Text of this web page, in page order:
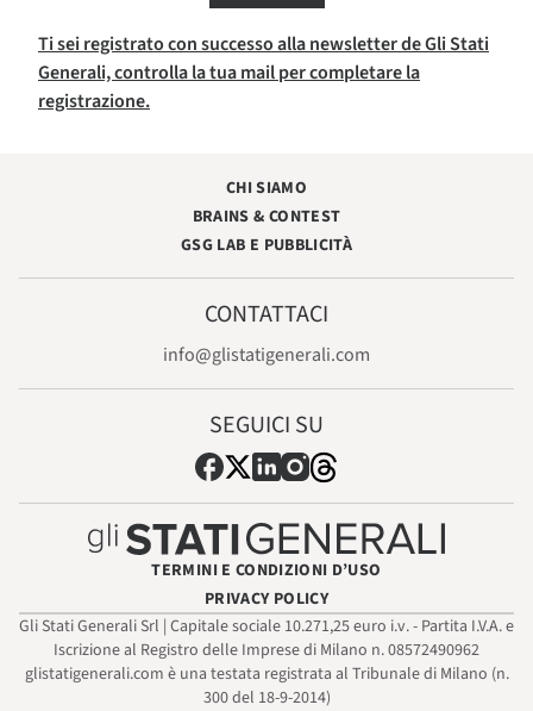
Ti sei registrato con successo alla newsletter de Gli Stati
Generali, controlla la tua mail per completare la
registrazione.
CHI SIAMO
BRAINS & CONTEST
GSG LAB E PUBBLICITÀ
CONTATTACI
info@glistatigenerali.com
SEGUICI SU
TERMINI E CONDIZIONI D’USO
PRIVACY POLICY
Gli Stati Generali Srl | Capitale sociale 10.271,25 euro i.v. - Partita I.V.A. e
Iscrizione al Registro delle Imprese di Milano n. 08572490962
glistatigenerali.com è una testata registrata al Tribunale di Milano (n.
300 del 18-9-2014)